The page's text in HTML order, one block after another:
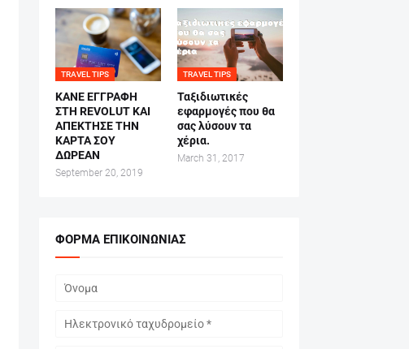
TRAVEL TIPS
ΚΑΝΕ ΕΓΓΡΑΦΗ
ΣΤΗ REVOLUT ΚΑΙ
ΑΠΕΚΤΗΣΕ ΤΗΝ
ΚΑΡΤΑ ΣΟΥ
ΔΩΡΕΑΝ
September 20, 2019
TRAVEL TIPS
Ταξιδιωτικές
εφαρμογές που θα
σας λύσουν τα
χέρια.
March 31, 2017
ΦΌΡΜΑ ΕΠΙΚΟΙΝΩΝΊΑΣ